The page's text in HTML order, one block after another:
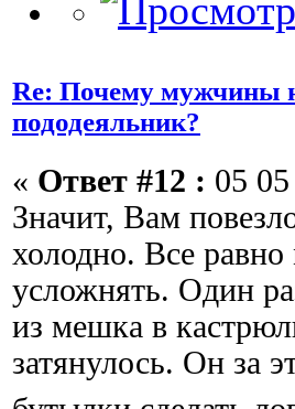
Re: Почему мужчины
пододеяльник?
« Ответ #12 : 05
Значит, Вам
холодно. Все равно
усложнять. Один
из мешка в
затянулось. Он за